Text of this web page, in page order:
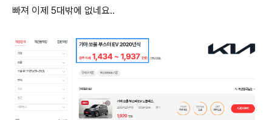
빠져 이제 5대밖에 없네요..